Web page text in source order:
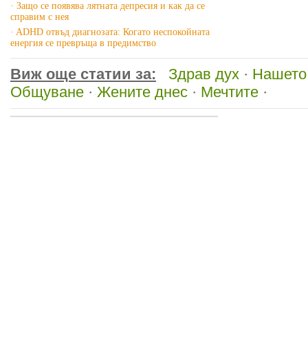
· Защо се появява лятната депресия и как да се
справим с нея
· ADHD отвъд диагнозата: Когато неспокойната
енергия се превръща в предимство
Виж още статии за: Здрав дух ·
Общуване · Жените днес · Мечтите ·